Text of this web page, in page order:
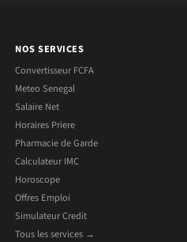
NOS SERVICES
Convertisseur FCFA
Meteo Senegal
Salaire Net
Horaires Priere
Pharmacie de Garde
Calculateur IMC
Horoscope
Offres Emploi
Simulateur Credit
Tous les services →